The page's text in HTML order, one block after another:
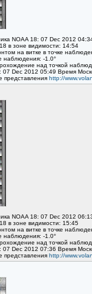
NOAA 18: 07 Dec 2012
в зоне видимости: 14:54
на витке в точке
наблюдения: -1.0°
над точкой
Dec 2012 05:49 Время
представления http://
NOAA 18: 07 Dec 2012
в зоне видимости: 15:45
на витке в точке
наблюдения: -1.0°
над точкой
Dec 2012 07:36 Время
представления http://